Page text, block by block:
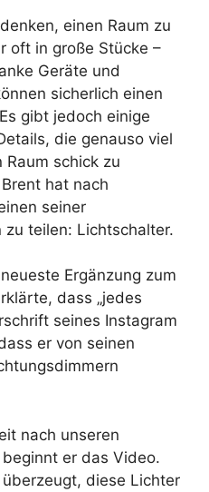
einen Raum zu
oft in große Stücke –
Geräte und
sicherlich einen
gibt jedoch einige
die genauso viel
schick zu
hat nach
seiner
teilen: Lichtschalter.
Ergänzung zum
dass „jedes
seines Instagram
er von seinen
nach unseren
er das Video.
diese Lichter